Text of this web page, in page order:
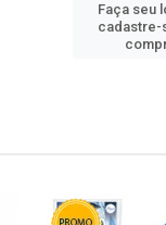
Faça seu
cadastre-